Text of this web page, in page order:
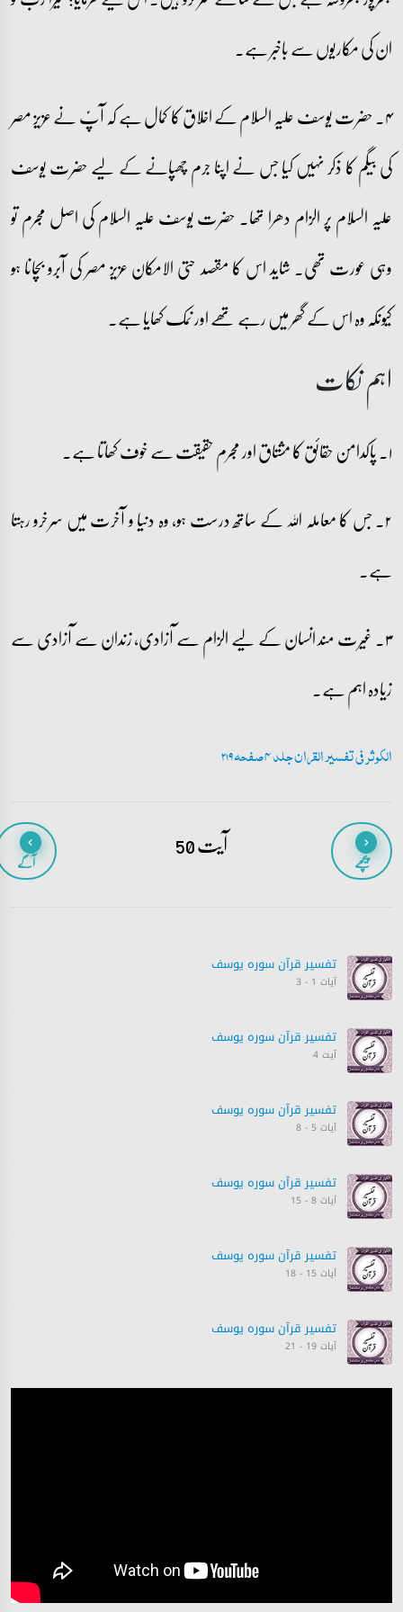
ان کی مکاریوں سے باخبر ہے۔
۴۔ حضرت یوسف علیہ السلام کے اخلاق کا کمال ہے کہ آپؑ نے عزیز مصر
کی بیگم کا ذکر نہیں کیا جس نے اپنا جرم چھپانے کے لیے حضرت یوسف
علیہ السلام پر الزام دھرا تھا۔ حضرت یوسف علیہ السلام کی اصل مجرم تو
وہی عورت تھی۔ شاید اس کا مقصد حتی الامکان عزیز مصر کی آبرو بچانا ہو
کیونکہ وہ اس کے گھر میں رہے تھے اور نمک کھایا ہے۔
اہم نکات
۱۔ پاکدامن حقائق کا مشتاق اور مجرم حقیقت سے خوف کھاتا ہے۔
۲۔ جس کا معاملہ اللہ کے ساتھ درست ہو، وہ دنیا و آخرت میں سرخرو رہتا
ہے۔
۳۔ غیرت مند انسان کے لیے الزام سے آزادی، زندان سے آزادی سے
زیادہ اہم ہے۔
الکوثر فی تفسیر القران جلد 4 صفحہ 219
پیچھے آیت 50 آگے
تفسیر قرآن سورہ ‎يوسف
آیات 1 - 3
تفسیر قرآن سورہ ‎يوسف
آیت 4
تفسیر قرآن سورہ ‎يوسف
آیات 5 - 8
تفسیر قرآن سورہ ‎يوسف
آیات 8 - 15
تفسیر قرآن سورہ ‎يوسف
آیات 15 - 18
تفسیر قرآن سورہ ‎يوسف
آیات 19 - 21